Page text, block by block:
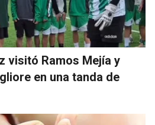
visitó Ramos Mejía y
en una tanda de